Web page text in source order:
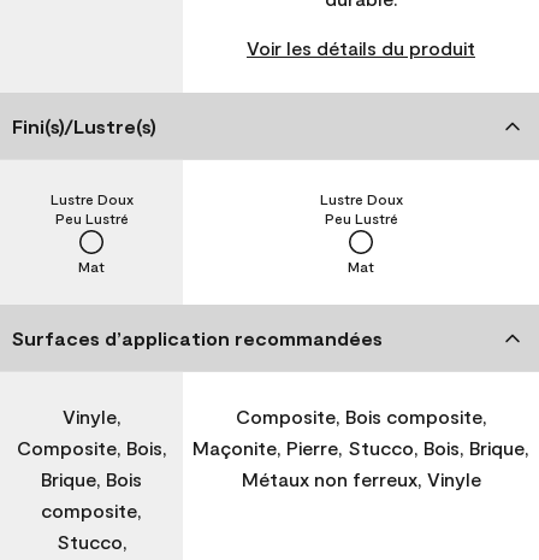
Voir les détails du produit
Fini(s)/Lustre(s)
Mat
Peu Lustré
Lustre Doux
Mat
Peu Lustré
Lustre Doux
Surfaces d’application recommandées
Vinyle,
Composite, Bois,
Brique, Bois
composite,
Stucco,
Composite, Bois composite,
Maçonite, Pierre, Stucco, Bois, Brique,
Métaux non ferreux, Vinyle